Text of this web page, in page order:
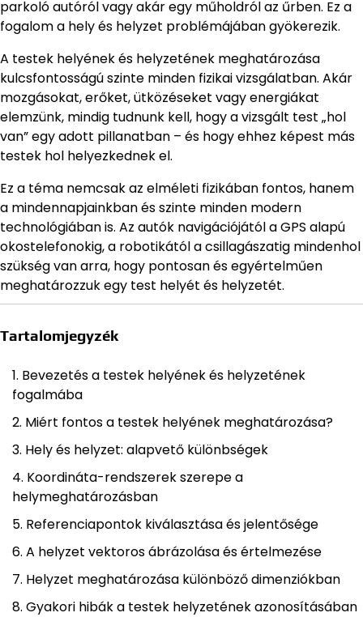
parkoló autóról vagy akár egy műholdról az űrben. Ez a
fogalom a hely és helyzet problémájában gyökerezik.
A testek helyének és helyzetének meghatározása
kulcsfontosságú szinte minden fizikai vizsgálatban. Akár
mozgásokat, erőket, ütközéseket vagy energiákat
elemzünk, mindig tudnunk kell, hogy a vizsgált test „hol
van” egy adott pillanatban – és hogy ehhez képest más
testek hol helyezkednek el.
Ez a téma nemcsak az elméleti fizikában fontos, hanem
a mindennapjainkban és szinte minden modern
technológiában is. Az autók navigációjától a GPS alapú
okostelefonokig, a robotikától a csillagászatig mindenhol
szükség van arra, hogy pontosan és egyértelműen
meghatározzuk egy test helyét és helyzetét.
Tartalomjegyzék
Bevezetés a testek helyének és helyzetének
fogalmába
Miért fontos a testek helyének meghatározása?
Hely és helyzet: alapvető különbségek
Koordináta-rendszerek szerepe a
helymeghatározásban
Referenciapontok kiválasztása és jelentősége
A helyzet vektoros ábrázolása és értelmezése
Helyzet meghatározása különböző dimenziókban
Gyakori hibák a testek helyzetének azonosításában